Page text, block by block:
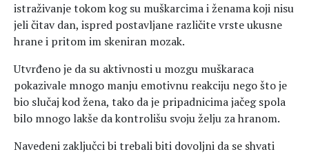
istraživanje tokom kog su muškarcima i ženama koji nisu
jeli čitav dan, ispred postavljane različite vrste ukusne
hrane i pritom im skeniran mozak.
Utvrđeno je da su aktivnosti u mozgu muškaraca
pokazivale mnogo manju emotivnu reakciju nego što je
bio slučaj kod žena, tako da je pripadnicima jačeg spola
bilo mnogo lakše da kontrolišu svoju želju za hranom.
Navedeni zaključci bi trebali biti dovoljni da se shvati